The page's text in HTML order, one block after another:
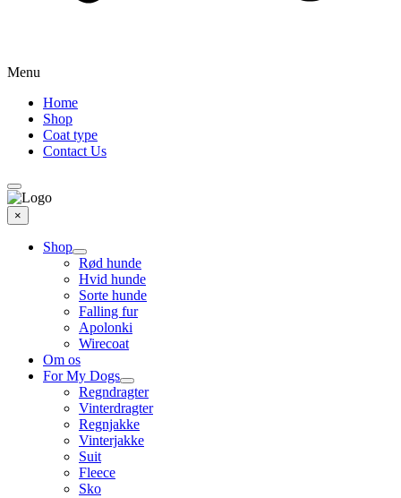
Menu
Home
Shop
Coat type
Contact Us
×
Shop
Rød hunde
Hvid hunde
Sorte hunde
Falling fur
Apolonki
Wirecoat
Om os
For My Dogs
Regndragter
Vinterdragter
Regnjakke
Vinterjakke
Suit
Fleece
Sko